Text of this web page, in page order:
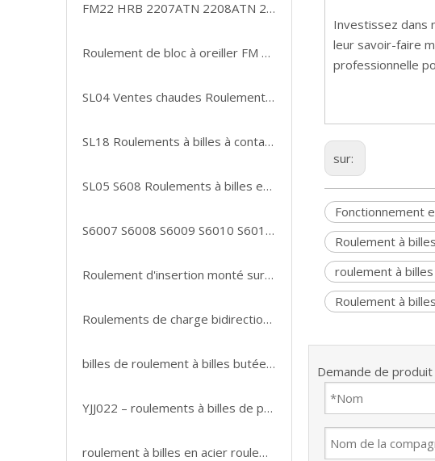
FM22 HRB 2207ATN 2208ATN 2209ATN Roulement à billes à alignement automatique
Roulement de bloc à oreiller FM 21, unité de roulement et boîtier de roulement/usine de roulements Fkl Lsqfr308-Tdt. H.pour rouleau emballeur
SL04 Ventes chaudes Roulement à billes à contact oblique série 70
SL18 Roulements à billes à contact oblique 6305 de haute qualité
SL05 S608 Roulements à billes en acier inoxydable, offre spéciale
S6007 S6008 S6009 S6010 S6011 S6012 ZZ P5 P4 roulement de haute qualité roulement en acier inoxydable roulements à billes étanches
Roulement d'insertion monté sur bille 2.5, roulement d'insertion de bloc d'oreiller 30mm 35mm 3 pouces, roulement de bloc d'oreiller à bride à 4 boulons
Roulements de charge bidirectionnels de qualité supérieure, charges axiales alternées
billes de roulement à billes butée à billes 51118 51119 51120 51122 51124 51126 51128 51130 51132
YJJ022 – roulements à billes de poussée 51108, offre spéciale
roulement à billes en acier roulement à billes à alignement automatique 135 1301 1302 1303 1304 1305 1306
Investissez dans
leur savoir-faire
professionnelle
sur:
Fonctionnement
Roulement à
roulement à
Roulement à
Demande de produit